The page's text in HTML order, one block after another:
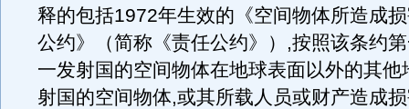
释的包括1972年生效的《空间物体所造成
公约》（简称《责任公约》）,按照该条约
一发射国的空间物体在地球表面以外的其他
射国的空间物体,或其所载人员或财产造成